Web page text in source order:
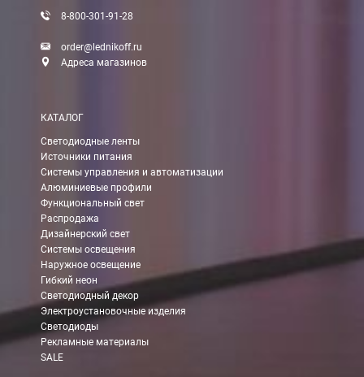
Доставка:
Вы можете самостоятельно забрать заказ в одном из наших
В Москве (внутри МКАД)
БЕСПЛАТНАЯ доставка при сумме заказа от 7000 руб.
При заказе менее 7000 руб. стоимость доставки 750 руб.
В Москве и МО (за МКАД)
При заказе от 7000 руб. стоимость доставки равна 30 руб.
При заказе менее 7000 руб. стоимость доставки 750 руб. +
В Санкт-Петербурге
8-800-301-91-28
order@lednikoff.ru
Адреса магазинов
КАТАЛОГ
Светодиодные ленты
Источники питания
Системы управления и автоматизации
Алюминиевые профили
Функциональный свет
Распродажа
Дизайнерский свет
Системы освещения
Наружное освещение
Гибкий неон
Светодиодный декор
Электроустановочные изделия
Светодиоды
Рекламные материалы
SALE